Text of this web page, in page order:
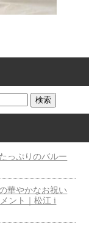
っぷりのバルー
華やかなお祝い
ント｜松江 i